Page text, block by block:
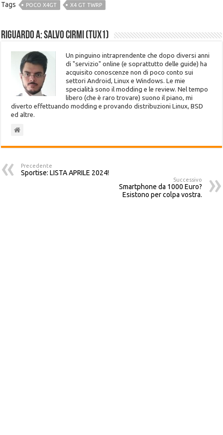
Tags POCO X4GT X4 GT TWRP
Riguardo a: Salvo Cirmi (Tux1)
Un pinguino intraprendente che dopo diversi anni
di "servizio" online (e soprattutto delle guide) ha
acquisito conoscenze non di poco conto sui
settori Android, Linux e Windows. Le mie
specialità sono il modding e le review. Nel tempo
libero (che è raro trovare) suono il piano, mi
diverto effettuando modding e provando distribuzioni Linux, BSD
ed altre.
Precedente
Sportise: LISTA APRILE 2024!
Successivo
Smartphone da 1000 Euro?
Esistono per colpa vostra.